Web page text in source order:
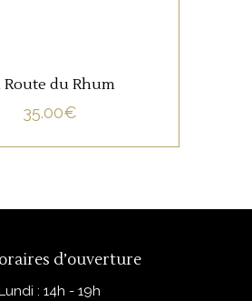
Route du Rhum
35.00€
d’ouverture
: 14h - 19h